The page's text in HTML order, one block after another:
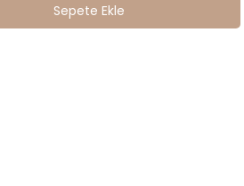
Sepete Ekle